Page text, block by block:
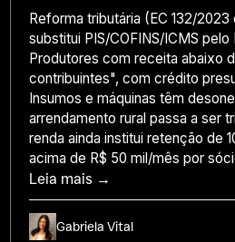
Reforma tributária (EC 132/2023
substitui PIS/COFINS/ICMS pelo
Produtores com receita abaixo
contribuintes", com crédito
Insumos e máquinas têm
arrendamento rural passa a ser
renda ainda institui retenção de
acima de R$ 50 mil/mês por
Leia mais →
Gabriela Vital